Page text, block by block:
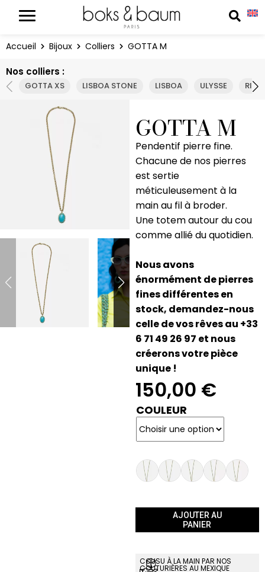
Accueil Bijoux Colliers GOTTA M
Nos colliers :
GOTTA XS LISBOA STONE LISBOA ULYSSE RIO
GOTTA M
Pendentif pierre fine.
Chacune de nos pierres
est sertie
méticuleusement à la
main au fil à broder.
Une totem autour du cou
comme allié du quotidien.
Nous avons
énormément de pierres
fines différentes en
stock, demandez-nous
celle de vos rêves au +33
6 71 49 26 97 et nous
créerons votre pièce
unique !
150,00 €
COULEUR
AJOUTER AU
PANIER
COUSU À LA MAIN PAR NOS
COUTURIÈRES AU MEXIQUE
Panneau de gestion des cookies